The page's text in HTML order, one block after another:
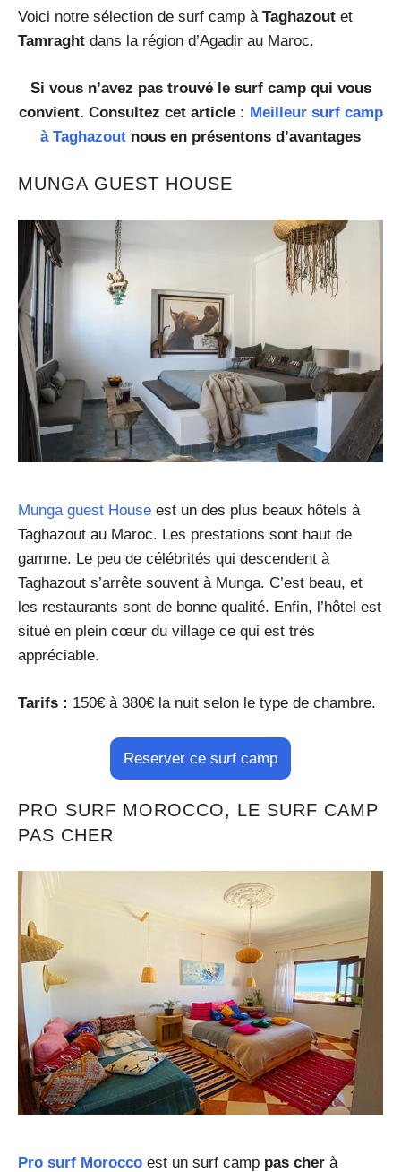
Voici notre sélection de surf camp à Taghazout et
Tamraght dans la région d’Agadir au Maroc.
Si vous n’avez pas trouvé le surf camp qui vous
convient. Consultez cet article : Meilleur surf camp
à Taghazout nous en présentons d’avantages
MUNGA GUEST HOUSE
Munga guest House est un des plus beaux hôtels à
Taghazout au Maroc. Les prestations sont haut de
gamme. Le peu de célébrités qui descendent à
Taghazout s’arrête souvent à Munga. C’est beau, et
les restaurants sont de bonne qualité. Enfin, l’hôtel est
situé en plein cœur du village ce qui est très
appréciable.
Tarifs : 150€ à 380€ la nuit selon le type de chambre.
Reserver ce surf camp
PRO SURF MOROCCO, LE SURF CAMP
PAS CHER
Pro surf Morocco est un surf camp pas cher à